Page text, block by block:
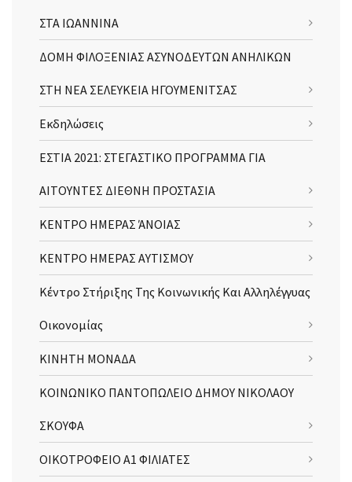
ΣΤΑ ΙΩΑΝΝΙΝΑ
ΔΟΜΗ ΦΙΛΟΞΕΝΙΑΣ ΑΣΥΝΟΔΕΥΤΩΝ ΑΝΗΛΙΚΩΝ
ΣΤΗ ΝΕΑ ΣΕΛΕΥΚΕΙΑ ΗΓΟΥΜΕΝΙΤΣΑΣ
Εκδηλώσεις
ΕΣΤΙΑ 2021: ΣΤΕΓΑΣΤΙΚΟ ΠΡΟΓΡΑΜΜΑ ΓΙΑ
ΑΙΤΟΥΝΤΕΣ ΔΙΕΘΝΗ ΠΡΟΣΤΑΣΙΑ
ΚΕΝΤΡΟ ΗΜΕΡΑΣ ΆΝΟΙΑΣ
ΚΕΝΤΡΟ ΗΜΕΡΑΣ ΑΥΤΙΣΜΟΥ
Κέντρο Στήριξης Της Κοινωνικής Και Αλληλέγγυας
Οικονομίας
ΚΙΝΗΤΗ ΜΟΝΑΔΑ
ΚΟΙΝΩΝΙΚΟ ΠΑΝΤΟΠΩΛΕΙΟ ΔΗΜΟΥ ΝΙΚΟΛΑΟΥ
ΣΚΟΥΦΑ
ΟΙΚΟΤΡΟΦΕΙΟ Α1 ΦΙΛΙΑΤΕΣ